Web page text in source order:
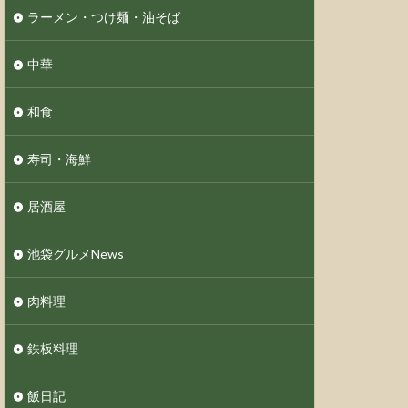
ラーメン・つけ麺・油そば
中華
和食
寿司・海鮮
居酒屋
池袋グルメNews
肉料理
鉄板料理
飯日記